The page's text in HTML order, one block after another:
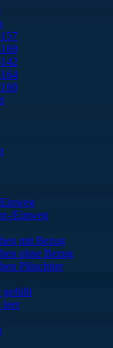
Einweg
mit Bezug
ohne Bezug
Plüschtier
gefüllt
leer